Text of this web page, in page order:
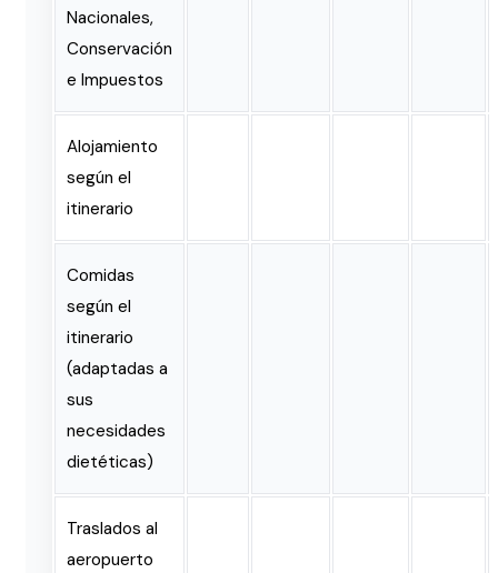
Nacionales,
Conservación
e Impuestos
Alojamiento
según el
itinerario
Comidas
según el
itinerario
(adaptadas a
sus
necesidades
dietéticas)
Traslados al
aeropuerto